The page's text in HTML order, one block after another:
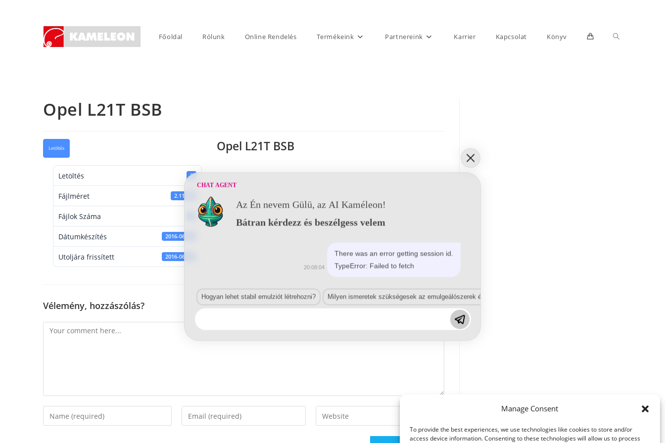
Manage Consent
To provide the best experiences, we use technologies like cookies to store and/or
access device information. Consenting to these technologies will allow us to process
Főoldal Rólunk Online Rendelés Termékeink Partnereink Karrier Kapcsolat Könyv Toggle
Opel L21T BSB
Letöltés
Letöltés 2
Fájlméret 2.11 KB
Fájlok Száma
Dátumkészítés 2016-06-15
Utoljára frissített 2016-06-15
Opel L21T BSB
Vélemény, hozzászólás?
Comment
Enter
your
Enter
your
Enter
your
CHAT AGENT
Az Én nevem Gülü, az AI Kaméleon!
Bátran kérdezz és beszélgess velem
There was an error getting session id.
TypeError: Failed to fetch
20:08:04
Hogyan lehet stabil emulziót létrehozni? Milyen ismeretek szükségesek az emulgeálószerek és diszpergálószerek terén?